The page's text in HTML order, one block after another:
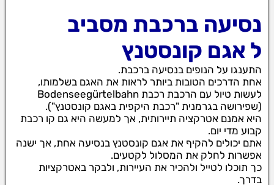
נסיעה ברכבת מסביב
ל אגם קונסטנץ
התענגו על הנופים בנסיעה ברכבת.
אחת הדרכים הטובות ביותר לראות את האגם בשלמותו,
לעשות טיול עם הרכבת רכבת Bodenseegürtelbahn
(שפירושה בגרמנית "רכבת היקפית באגם קונסטנץ").
היא אמנם אטרקציה תיירותית, אך למעשה היא גם קו רכבת
קבוע מדי יום.
אתם יכולים להקיף את אגם קונסטנץ בנסיעה אחת, אך ישנה
אפשרות לחלק את המסלול לקטעים.
כך תוכלו לטייל ולהכיר את העיירות, ולבקר באטרקציות
בדרך.